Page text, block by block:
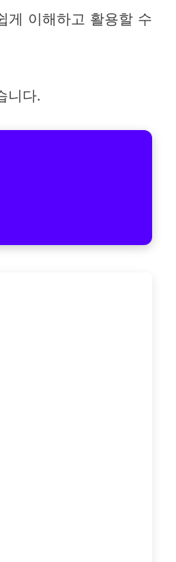
게 이해하고 활용할 수
니다.